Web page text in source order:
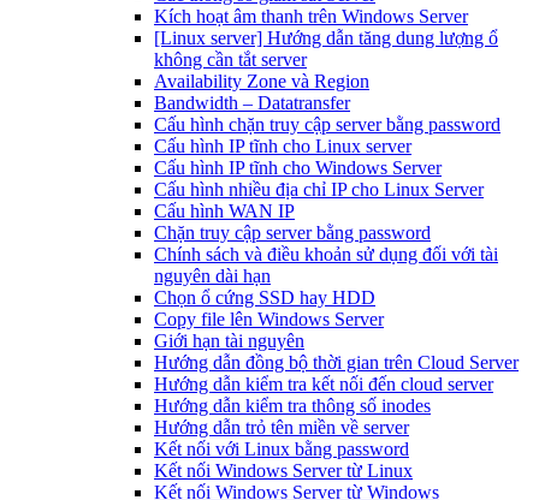
Kích hoạt âm thanh trên Windows Server
[Linux server] Hướng dẫn tăng dung lượng ổ
không cần tắt server
Availability Zone và Region
Bandwidth – Datatransfer
Cấu hình chặn truy cập server bằng password
Cấu hình IP tĩnh cho Linux server
Cấu hình IP tĩnh cho Windows Server
Cấu hình nhiều địa chỉ IP cho Linux Server
Cấu hình WAN IP
Chặn truy cập server bằng password
Chính sách và điều khoản sử dụng đối với tài
nguyên dài hạn
Chọn ổ cứng SSD hay HDD
Copy file lên Windows Server
Giới hạn tài nguyên
Hướng dẫn đồng bộ thời gian trên Cloud Server
Hướng dẫn kiểm tra kết nối đến cloud server
Hướng dẫn kiểm tra thông số inodes
Hướng dẫn trỏ tên miền về server
Kết nối với Linux bằng password
Kết nối Windows Server từ Linux
Kết nối Windows Server từ Windows